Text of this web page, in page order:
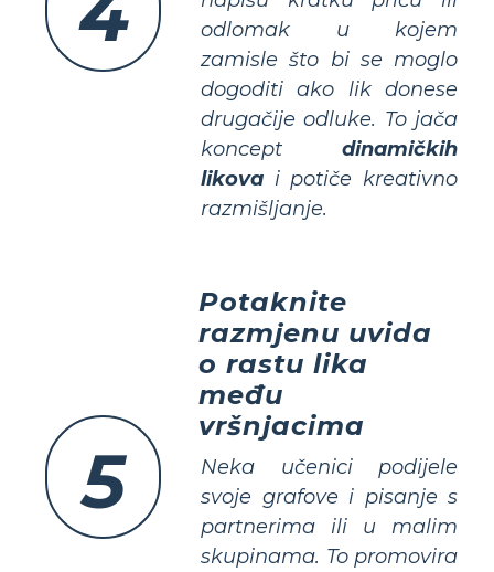
odlomak u kojem
zamisle što bi se moglo
dogoditi ako lik donese
drugačije odluke. To jača
koncept dinamičkih
likova i potiče kreativno
razmišljanje.
5
Potaknite
razmjenu uvida
o rastu lika
među
vršnjacima
Neka učenici podijele
svoje grafove i pisanje s
partnerima ili u malim
skupinama. To promovira